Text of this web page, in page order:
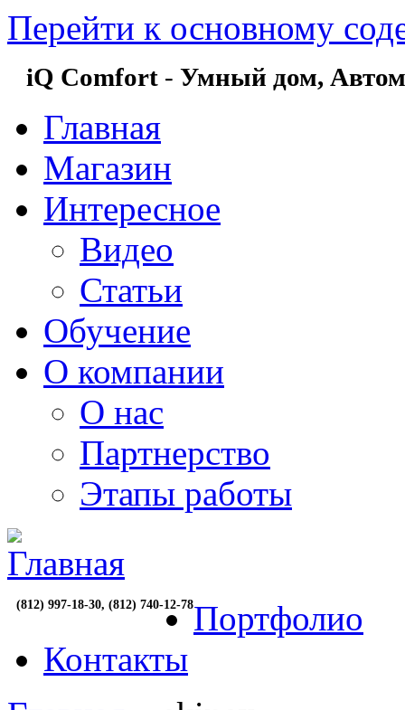
Перейти к основному
iQ Comfort - Умный дом,
Главная
Магазин
Интересное
Видео
Статьи
Обучение
О компании
О нас
Партнерство
Этапы работы
(812) 997-18-30, (812) 740-12-78Портфолио
Контакты